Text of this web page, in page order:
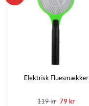
Elektrisk Fluesmækker
119kr Den
79krDen